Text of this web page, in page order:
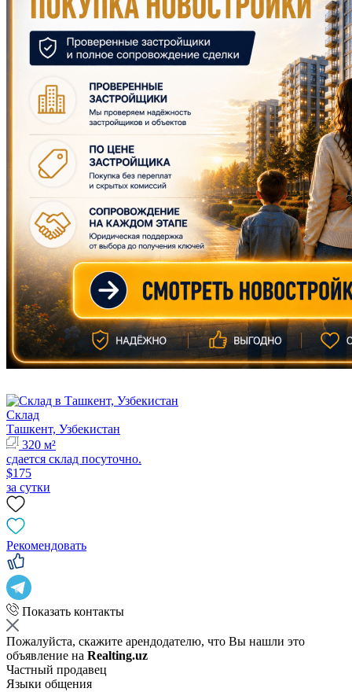
Склад
Ташкент, Узбекистан
320 м²
сдается склад посуточно.
$175
за сутки
Рекомендовать
Показать контакты
Пожалуйста, скажите арендодателю, что Вы нашли это
объявление на Realting.uz
Частный продавец
Языки общения